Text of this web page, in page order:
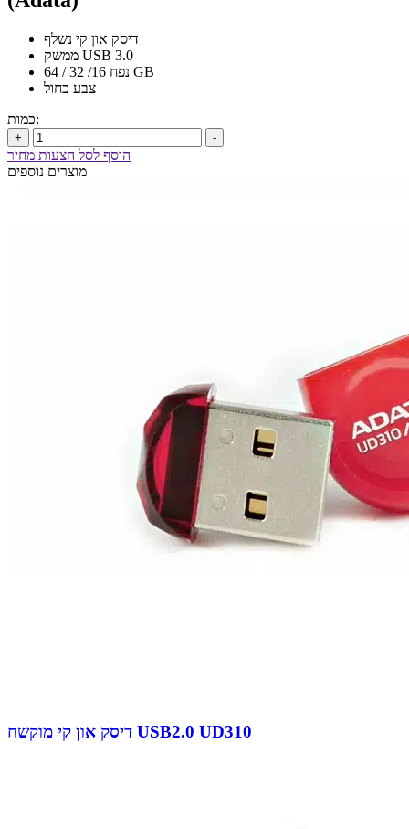
דיסק און קי נשלף
ממשק USB 3.0
נפח 16/ 32 / 64 GB
צבע כחול
כמות:
+ -
הוסף לסל הצעות מחיר
מוצרים נוספים
דיסק און קי מוקשח USB2.0 UD310